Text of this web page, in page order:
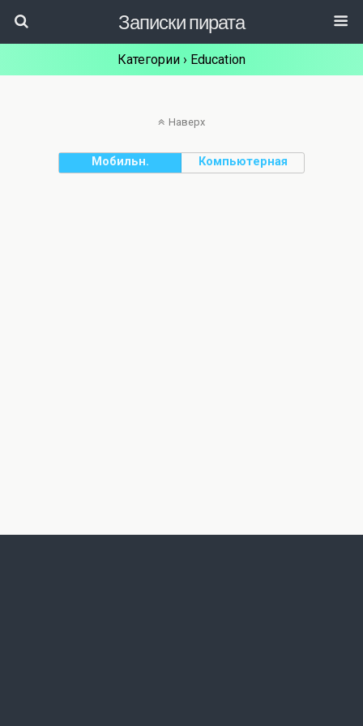
Записки пирата
Категории › Education
Наверх
Мобильн. Компьютерная